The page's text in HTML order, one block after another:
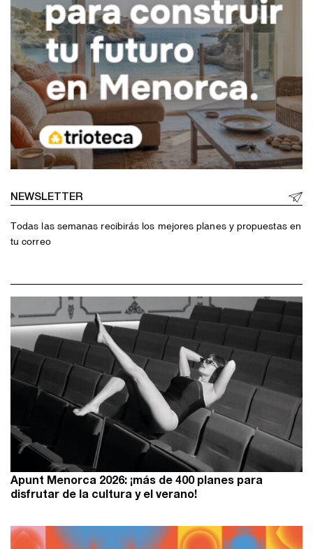
NEWSLETTER
Todas las semanas recibirás los mejores planes y propuestas en
tu correo
Apunt Menorca 2026: ¡más de 400 planes para
disfrutar de la cultura y el verano!